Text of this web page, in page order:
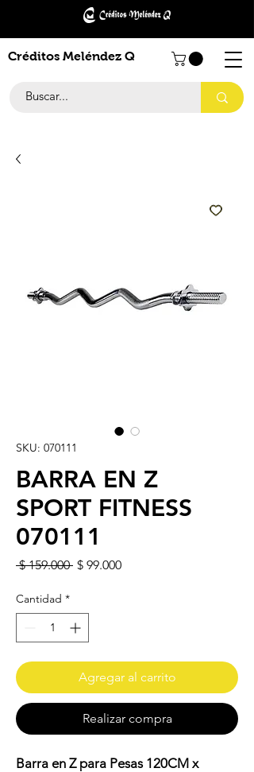
Créditos Meléndez Q
SKU: 070111
BARRA EN Z
SPORT FITNESS
070111
$ 159.000 Precio
$ 99.000Precio de oferta
Cantidad *
Agregar al carrito
Realizar compra
Barra en Z para Pesas 120CM x